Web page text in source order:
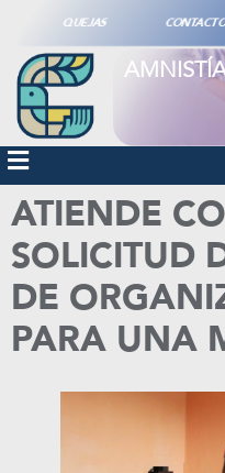
QUEJAS
ATIENDE
SOLICITUD
DE
PARA UNA